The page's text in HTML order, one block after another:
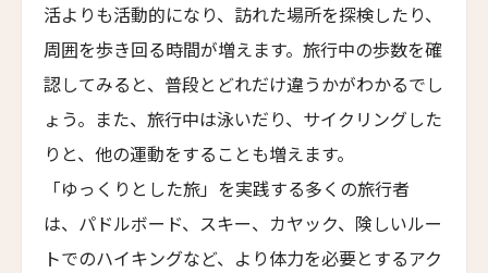
Qiushui Villa
レイクビュー・ホテル・ユロンワン
Lakeview Hotel Yulongwan Kunming
ザ・ハンユウ・ガーデン・リザーブ・スージョウ
The Hanyu Garden Reserve Suzhou
ザ・スコータイ・シャンハイ
ニュー・ジンリー・ホテル
活よりも活動的になり、訪れた場所を探検したり、
周囲を歩き回る時間が増えます。旅行中の歩数を確
認してみると、普段とどれだけ違うかがわかるでし
ょう。また、旅行中は泳いだり、サイクリングした
りと、他の運動をすることも増えます。
「ゆっくりとした旅」を実践する多くの旅行者
は、パドルボード、スキー、カヤック、険しいルー
トでのハイキングなど、より体力を必要とするアク